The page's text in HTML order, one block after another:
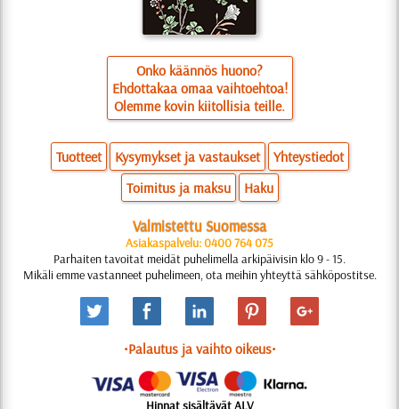
Onko käännös huono?
Ehdottakaa omaa vaihtoehtoa!
Olemme kovin kiitollisia teille.
Tuotteet Kysymykset ja vastaukset
Yhteystiedot
Toimitus ja maksu
Haku
Valmistettu Suomessa
Asiakaspalvelu: 0400 764 075
Parhaiten tavoitat meidät puhelimella arkipäivisin klo 9 - 15.
Mikäli emme vastanneet puhelimeen, ota meihin yhteyttä sähköpostitse.
•Palautus ja vaihto oikeus•
Hinnat sisältävät ALV